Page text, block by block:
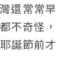
還常常早
不奇怪，
誕節前才